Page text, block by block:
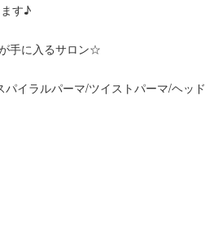
す♪
手に入るサロン☆
イラルパーマ/ツイストパーマ/ヘッド